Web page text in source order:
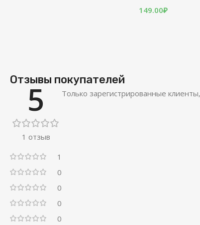
149.00₽
Отзывы покупателей
5
1 отзыв
1
0
0
0
0
Только зарегистрированные